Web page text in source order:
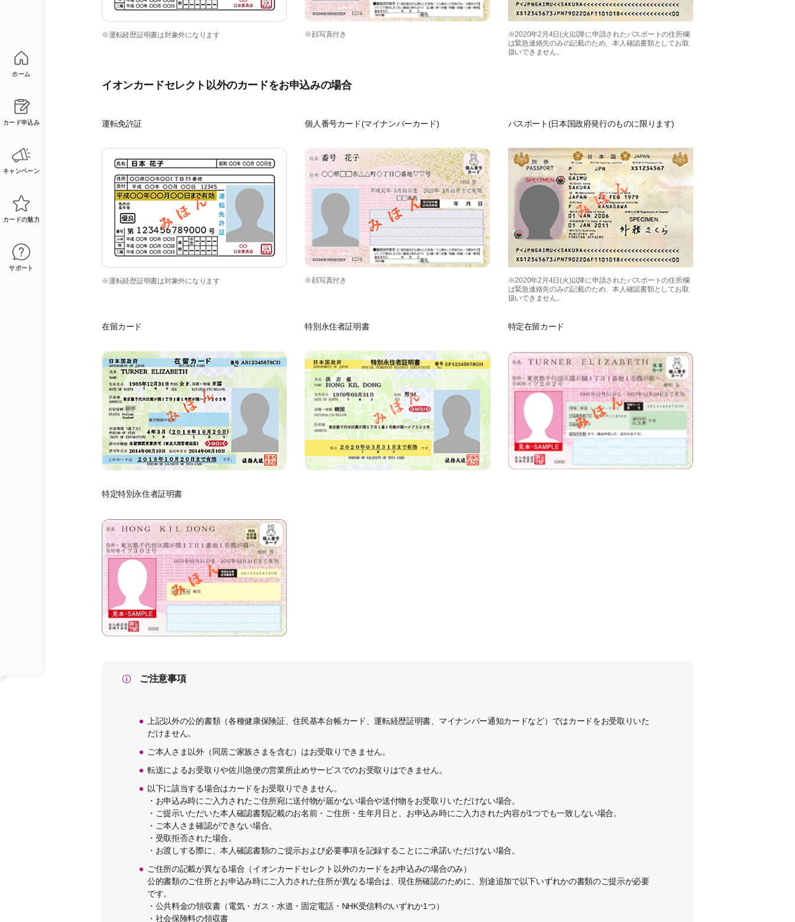
※運転経歴証明書は対象外になります ※顔写真付き
※2020年2月4日(火)以降に申請されたパスポートの住所欄
は緊急連絡先のみの記載のため、本人確認書類としてお取
扱いできません。
イオンカードセレクト以外のカードをお申込みの場合
運転免許証
※運転経歴証明書は対象外になります
個人番号カード(マイナンバーカード)
※顔写真付き
パスポート(日本国政府発行のものに限ります)
※2020年2月4日(火)以降に申請されたパスポートの住所欄
は緊急連絡先のみの記載のため、本人確認書類としてお取
扱いできません。
在留カード 特別永住者証明書 特定在留カード
特定特別永住者証明書
ご注意事項
上記以外の公的書類（各種健康保険証、住民基本台帳カード、運転経歴証明書、マイナンバー通知カードなど）ではカードをお受取りいた
だけません。
ご本人さま以外（同居ご家族さまを含む）はお受取りできません。
転送によるお受取りや佐川急便の営業所止めサービスでのお受取りはできません。
以下に該当する場合はカードをお受取りできません。
・お申込み時にご入力されたご住所宛に送付物が届かない場合や送付物をお受取りいただけない場合。
・ご提示いただいた本人確認書類記載のお名前・ご住所・生年月日と、お申込み時にご入力された内容が1つでも一致しない場合。
・ご本人さま確認ができない場合。
・受取拒否された場合。
・お渡しする際に、本人確認書類のご提示および必要事項を記録することにご承諾いただけない場合。
ご住所の記載が異なる場合（イオンカードセレクト以外のカードをお申込みの場合のみ）
公的書類のご住所とお申込み時にご入力された住所が異なる場合は、現住所確認のために、別途追加で以下いずれかの書類のご提示が必要
です。
・公共料金の領収書（電気・ガス・水道・固定電話・NHK受信料のいずれか1つ）
・社会保険料の領収書
ホーム
カード申込み
キャンペーン
カードの魅力
サポート